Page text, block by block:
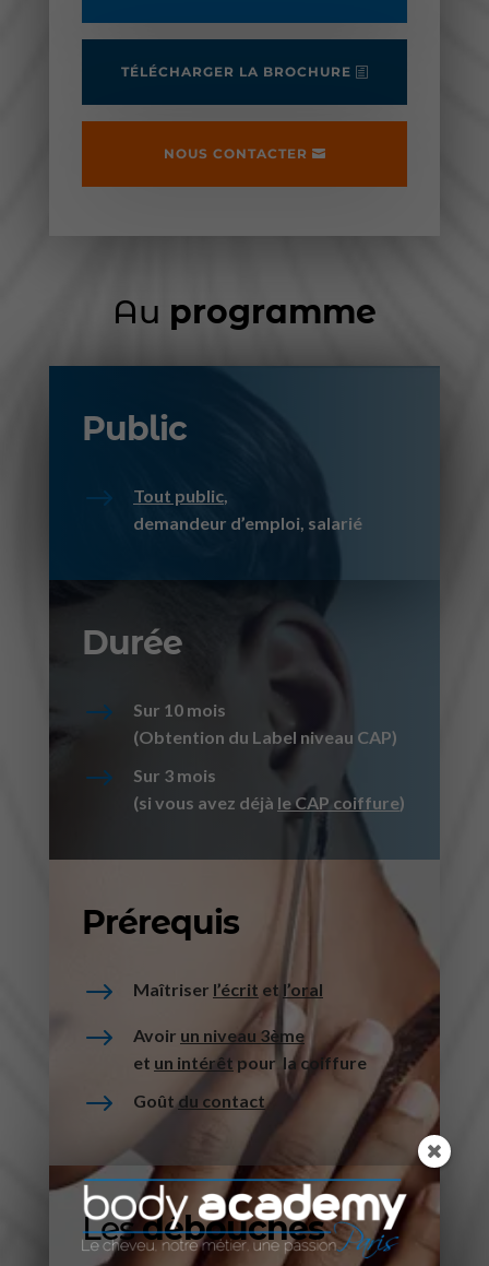
TÉLÉCHARGER LA BROCHURE
NOUS CONTACTER
Au programme
Public
$ Tout public,
demandeur d’emploi, salarié
Durée
$ Sur 10mois
(Obtention du Label niveau CAP)
$ Sur 3 mois
(si vous avez déjà le CAP coiffure)
Prérequis
$ Maîtriser l’écrit et l’oral
$ Avoir un niveau 3ème
et un intérêt pour la coiffure
$ Goûtdu contact
Lesdébouchés